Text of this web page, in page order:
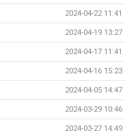
2024-04-22 11:41
2024-04-19 13:27
2024-04-17 11:41
2024-04-16 15:23
2024-04-05 14:47
2024-03-29 10:46
2024-03-27 14:49